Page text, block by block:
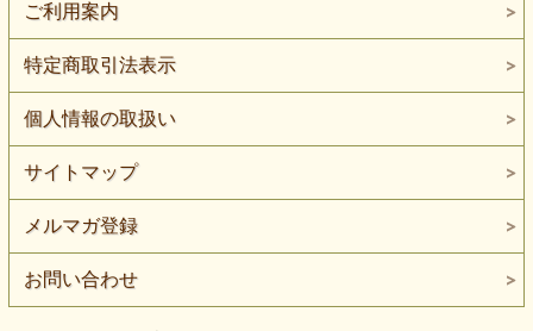
ご利用案内
特定商取引法表示
個人情報の取扱い
サイトマップ
メルマガ登録
お問い合わせ